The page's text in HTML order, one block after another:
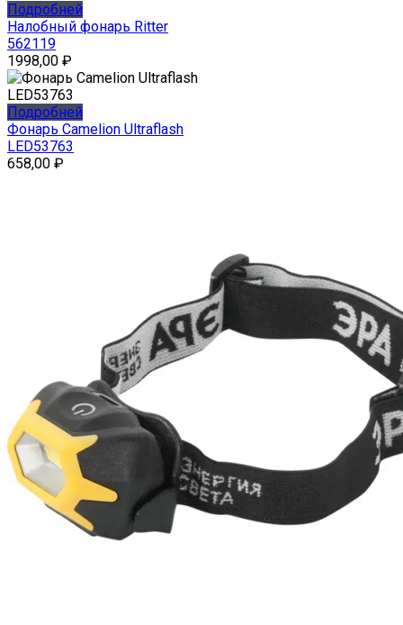
Подробней
Налобный фонарь Ritter
562119
1998,00 ₽
Подробней
Фонарь Camelion Ultraflash
LED53763
658,00 ₽